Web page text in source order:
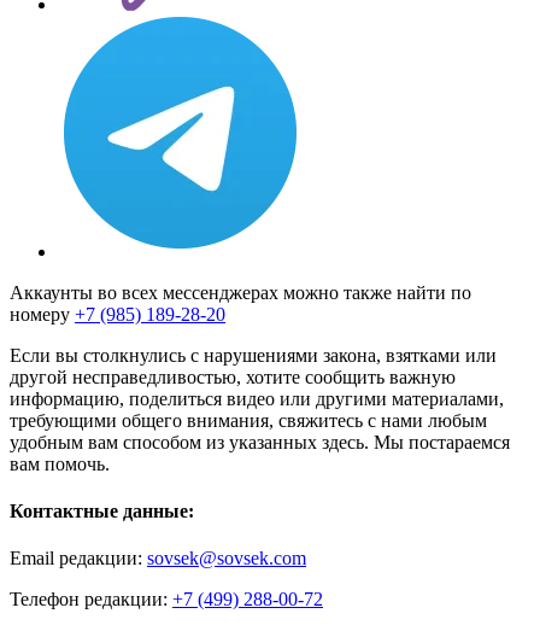
Аккаунты во всех мессенджерах можно также найти по
номеру +7 (985) 189-28-20
Если вы столкнулись с нарушениями закона, взятками или
другой несправедливостью, хотите сообщить важную
информацию, поделиться видео или другими материалами,
требующими общего внимания, свяжитесь с нами любым
удобным вам способом из указанных здесь. Мы постараемся
вам помочь.
Контактные данные:
Email редакции: sovsek@sovsek.com
Телефон редакции: +7 (499) 288-00-72